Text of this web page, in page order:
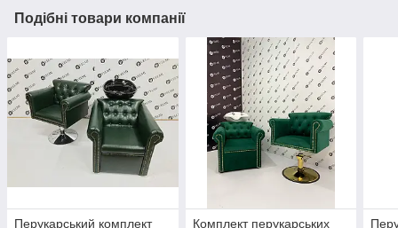
Подібні товари компанії
Перукарський комплект
Комплект перукарських